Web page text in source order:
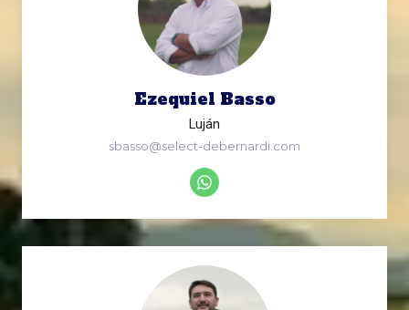
Ezequiel Basso
Luján
sbasso@select-debernardi.com